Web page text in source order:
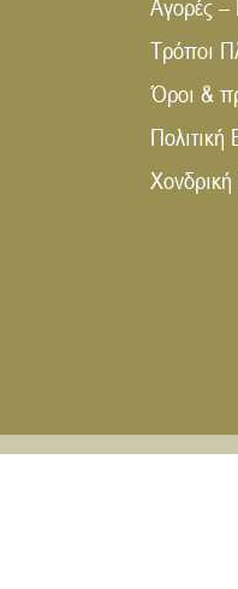
Αγορές –
Τρόποι
Όροι &